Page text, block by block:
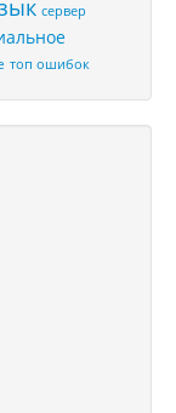
сервер
топ ошибок